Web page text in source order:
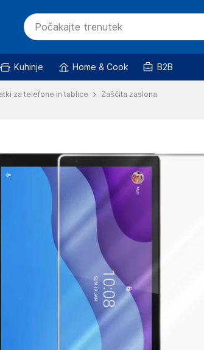
Kuhinje Home & Cook B2B
za telefone in tablice Zaščita zaslona